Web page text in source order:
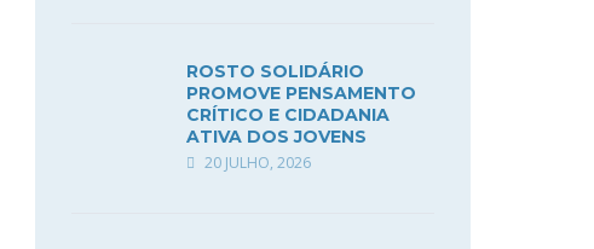
ROSTO SOLIDÁRIO
PROMOVE PENSAMENTO
CRÍTICO E CIDADANIA
ATIVA DOS JOVENS
20 JULHO, 2026